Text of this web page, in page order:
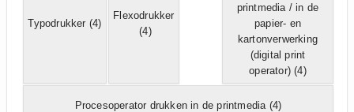
Typodrukker (4)
Flexodrukker
(4)
printmedia / in de
papier- en
kartonverwerking
(digital print
operator) (4)
Procesoperator drukken in de printmedia (4)